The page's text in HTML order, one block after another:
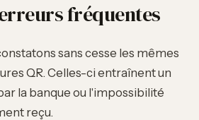
fréquentes
sans cesse les mêmes
QR. Celles-ci entraînent un
la banque ou l'impossibilité
reçu.